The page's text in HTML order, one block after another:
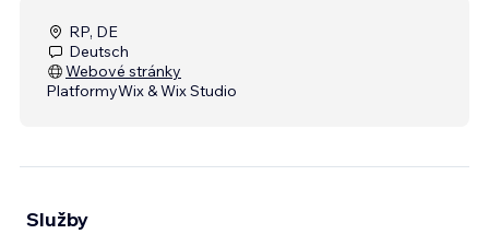
RP, DE
Deutsch
Webové stránky
PlatformyWix & Wix Studio
Služby